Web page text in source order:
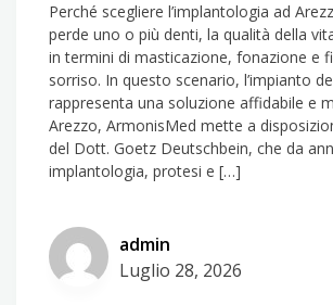
Perché scegliere l’implantologia ad
perde uno o più denti, la qualità della
in termini di masticazione, fonazione e
sorriso. In questo scenario, l’impianto
rappresenta una soluzione affidabile e
Arezzo, ArmonisMed mette a
del Dott. Goetz Deutschbein, che da
implantologia, protesi e […]
admin
Luglio 28, 2026